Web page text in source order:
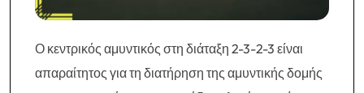
Ο κεντρικός αμυντικός στη διάταξη 2-3-2-3 είναι
απαραίτητος για τη διατήρηση της αμυντικής δομής